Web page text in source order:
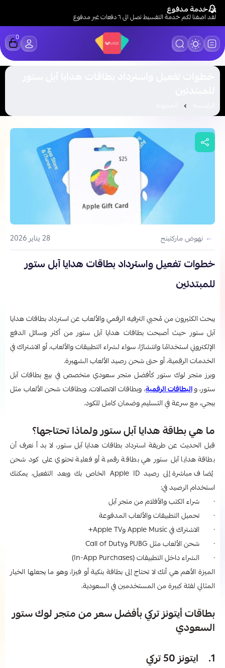
خدمة مدفوع
لقد اضفنا لكم خدمة التقسيط تصل الى ٦ دفعات عبر مدفوع
LUCK STORE
0
نهوض ماركتينج 28 يناير 2026
خطوات تفعيل واسترداد بطاقات هدايا آبل ستور
للمبتدئين
يبحث الكثيرون من مُحبي الترفيه الرقمي والألعاب عن استرداد بطاقات هدايا
آبل ستور حيث أصبحت بطاقات هدايا آبل ستور من أكثر وسائل الدفع
الإلكتروني استخدامًا وانتشارًا، سواء لشراء التطبيقات والألعاب، أو الاشتراك في
الخدمات الرقمية، أو حتى شحن رصيد الألعاب الشهيرة.
وبرز متجر لوك ستور كأفضل متجر سعودي متخصص في بيع بطاقات آبل
ستور، والبطاقات الرقمية، وبطاقات الاتصالات، وبطاقات شحن الألعاب مثل
ببجي، مع سرعة في التسليم وضمان كامل للكود.
ما هي بطاقة هدايا آبل ستور ولماذا تحتاجها؟
قبل الحديث عن طريقة استرداد بطاقات هدايا آبل ستور، لا بد أ نعرف أن
بطاقة هدايا آبل ستور هي بطاقة رقمية أو فعلية تحتوي على كود شحن
يُضاف مباشرة إلى رصيد Apple ID الخاص بك وبعد التفعيل، يمكنك
استخدام الرصيد في:
· شراء الكتب والأفلام من متجر آبل
· تحميل التطبيقات والألعاب المدفوعة
· الاشتراك في Apple Music وApple TV+
· شحن الألعاب مثل PUBG وCall of Duty
· الشراء داخل التطبيقات (In-App Purchases)
الميزة الأهم هي أنك لا تحتاج إلى بطاقة بنكية أو فيزا، وهو ما يجعلها الخيار
المثالي لفئة كبيرة من المستخدمين في السعودية.
بطاقات أيتونز تركي بأفضل سعر من متجر لوك ستور
السعودي
1. ايتونز 50 تركي